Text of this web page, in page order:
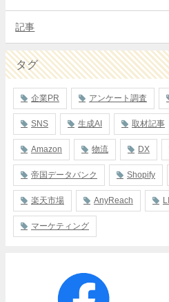
記事
タグ
企業PR アンケート調査
SNS 生成AI 取材記事
Amazon 物流 DX
帝国データバンク Shopify
楽天市場 AnyReach
マーケティング